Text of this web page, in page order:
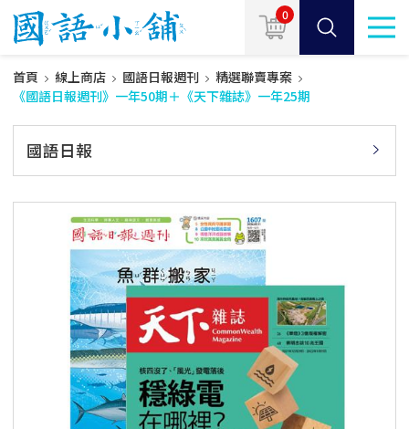
0
首頁 線上商店 國語日報週刊
精選聯賣專案
《國語日報週刊》一年50期＋《天下雜誌》一年25期
國語日報